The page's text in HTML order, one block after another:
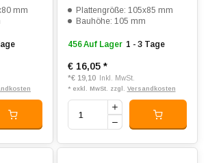
mm
Plattengröße: 105x85 mm
Bauhöhe: 105 mm
456 Auf Lager 1 - 3 Tage
€ 16,05 *
*€ 19,10 Inkl. MwSt.
* exkl. MwSt. zzgl. Versandkosten